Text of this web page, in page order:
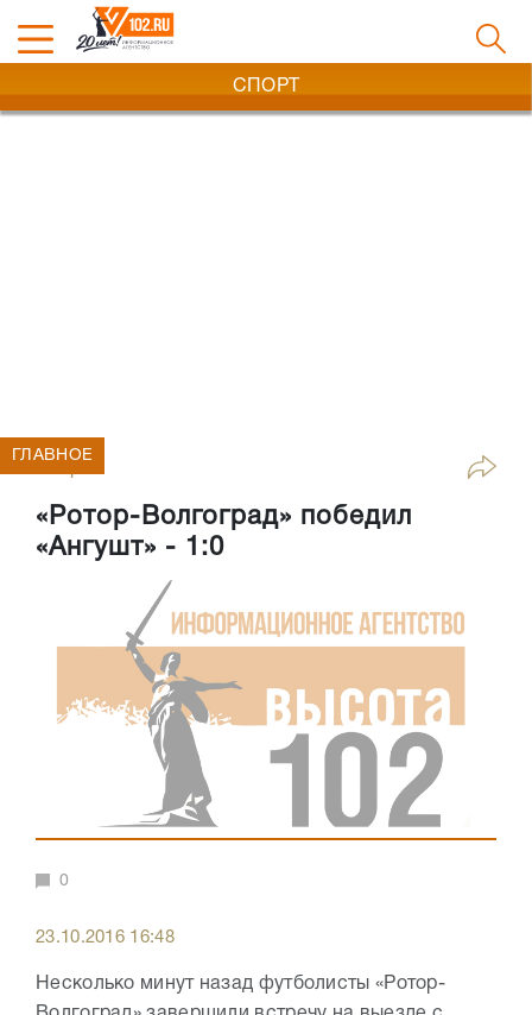
СПОРТ
«Ротор-Волгоград» победил
«Ангушт» - 1:0
ГЛАВНОЕ
0
23.10.2016 16:48
Несколько минут назад футболисты «Ротор-